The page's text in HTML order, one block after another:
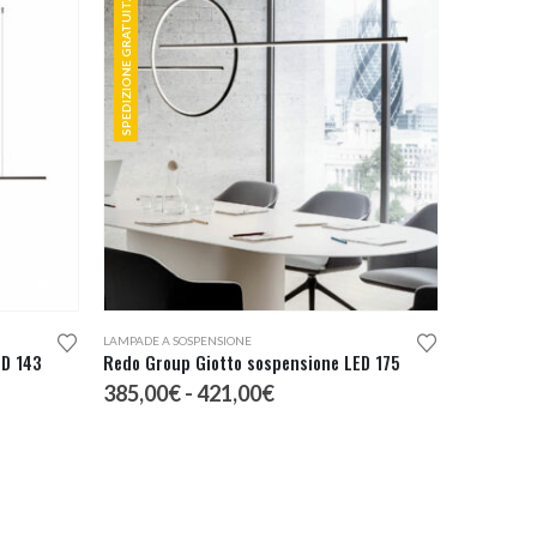
143
SPEDIZIONE GRATUITA
Questo prodotto ha più varianti. Le opzioni possono essere scelte nella pagina del prodotto
LAMPADE A SOSPENSIONE
Redo Group Giotto sospensione LED 175
385,00€-421,00€Fascia